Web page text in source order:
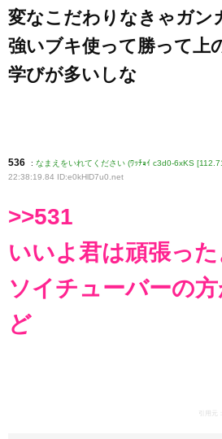
変なこだわりなきゃガン
強いブキ使って勝って上
学びが多いしな
536 : なまえをいれてください (ﾜｯﾁｮｲ c3d0-6xKS
22:38:19.84 ID:e0kHlD7u0 .net
>>531
いいよ君は頑張った
ソイチューバーの
ど
引用元：